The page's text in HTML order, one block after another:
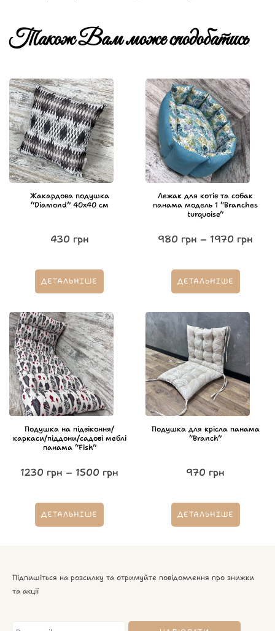
Також Вам може сподобатись
Жакардова подушка
“Diamond” 40х40 см
430 грн
ДЕТАЛЬНІШЕ
Лежак для котів та собак
панама модель 1 “Branches
turquoise”
980 грн – 1970 грн
ДЕТАЛЬНІШЕ
Подушка на підвіконня/
каркаси/піддони/садові меблі
панама “Fish”
1230 грн – 1500 грн
ДЕТАЛЬНІШЕ
Подушка для крісла панама
“Branch”
970 грн
ДЕТАЛЬНІШЕ
Підпишіться на розсилку та отримуйте повідомлення про знижки
та акції